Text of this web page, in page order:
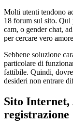
Molti utenti tendono
18 forum sul sito. Qui
cam, o gender chat,
per cercare vero
Sebbene soluzione
particolare di
fattibile. Quindi,
desideri non entrare
Sito Internet,
registrazione